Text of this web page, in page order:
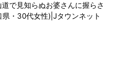
で見知らぬお婆さんに握らさ
県・30代女性)|Jタウンネット